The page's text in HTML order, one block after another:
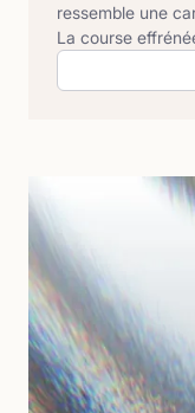
ressemble une
La course